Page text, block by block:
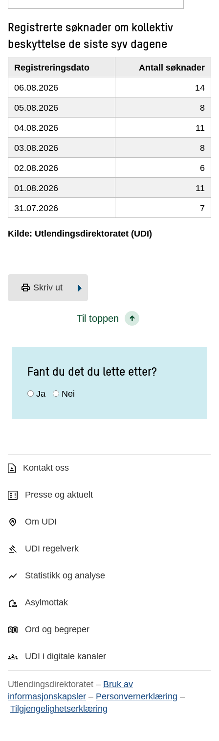
Registrerte søknader om kollektiv
beskyttelse de siste syv dagene
Registreringsdato Antall søknader
06.08.2026 14
05.08.2026 8
04.08.2026 11
03.08.2026 8
02.08.2026 6
01.08.2026 11
31.07.2026 7
Kilde: Utlendingsdirektoratet (UDI)
print Skriv ut
Til toppen
Fant du det du lette etter?
Ja Nei
Kontakt oss
Presse og aktuelt
Om UDI
UDI regelverk
Statistikk og analyse
Asylmottak
Ord og begreper
UDI i digitale kanaler
Utlendingsdirektoratet – Bruk av
informasjonskapsler – Personvernerklæring –
Tilgjengelighetserklæring